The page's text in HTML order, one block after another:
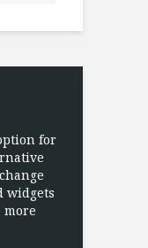
for
widgets
more